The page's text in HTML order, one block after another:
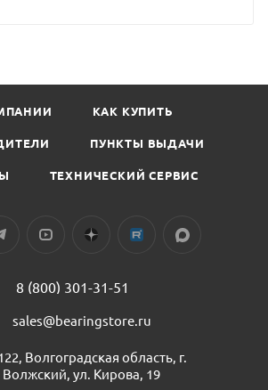
КАК КУПИТЬ
ПУНКТЫ ВЫДАЧИ
ТЕХНИЧЕСКИЙ СЕРВИС
8 (800) 301-31-51
sales@bearingstore.ru
Волгоградская область, г.
Волжский, ул. Кирова, 19